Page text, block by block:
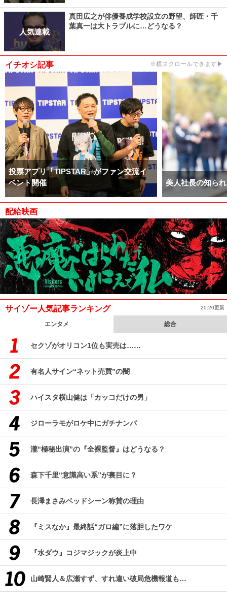
人気連載
真田広之が俳優養成学校設立の野望、師匠・千
葉真一は大トラブルに…どうなる？
イチオシ記事 ※横スクロールできます▶
投票アプリ「TIPSTAR」がファン交流イ
ベント開催
美人社長の知ら
配給映画
サイゾー人気記事ランキング 20:20更新
エンタメ 総合
セクゾがオリコン1位も実売は……
有名人サイン“ネット売買”の闇
ハイスタ横山健は「カッコだけの男」
ジローラモがロケ中にガチナンパ
瀧“極秘出演”の『全裸監督』はどうなる？
森下千里“意識高い系”が裏目に？
長澤まさみベッドシーン称賛の理由
『ミスなか』最終話“ガロ編”に落胆したワケ
『水ダウ』コジマジックが炎上中
山崎賢人＆広瀬すず、すれ違い破局危機報道も…